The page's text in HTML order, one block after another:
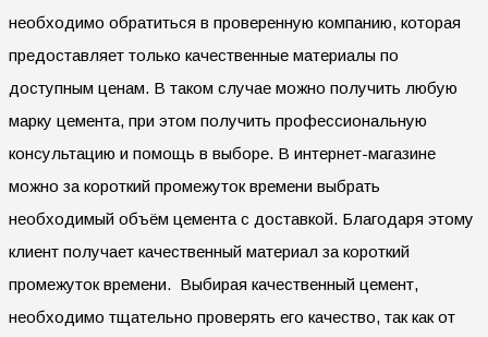
необходимо обратиться в проверенную компанию, которая
предоставляет только качественные материалы по
доступным ценам. В таком случае можно получить любую
марку цемента, при этом получить профессиональную
консультацию и помощь в выборе. В интернет-магазине
можно за короткий промежуток времени выбрать
необходимый объём цемента с доставкой. Благодаря этому
клиент получает качественный материал за короткий
промежуток времени. Выбирая качественный цемент,
необходимо тщательно проверять его качество, так как от